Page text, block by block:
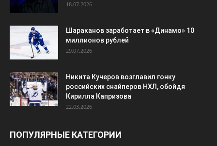
18.07.2026
Шараканов заработает в «Динамо» 10
миллионов рублей
29.07.2026
Никита Кучеров возглавил гонку
российских снайперов НХЛ, обойдя
Кирилла Капризова
22.03.2026
ПОПУЛЯРНЫЕ КАТЕГОРИИ